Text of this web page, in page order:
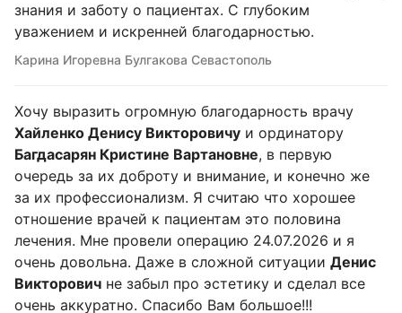
знания и заботу о пациентах. С глубоким
уважением и искренней благодарностью.
Карина Игоревна Булгакова Севастополь
Хочу выразить огромную благодарность врачу
Хайленко Денису Викторовичу и ординатору
Багдасарян Кристине Вартановне, в первую
очередь за их доброту и внимание, и конечно же
за их профессионализм. Я считаю что хорошее
отношение врачей к пациентам это половина
лечения. Мне провели операцию 24.07.2026 и я
очень довольна. Даже в сложной ситуации Денис
Викторович не забыл про эстетику и сделал все
очень аккуратно. Спасибо Вам большое!!!